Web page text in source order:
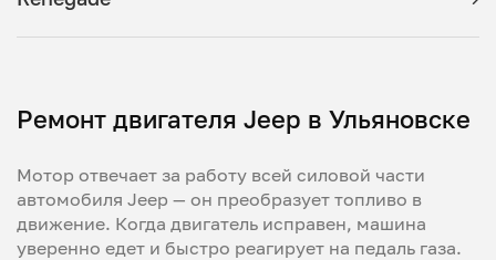
Ремонт двигателя Jeep в Ульяновске
Мотор отвечает за работу всей силовой части
автомобиля Jeep — он преобразует топливо в
движение. Когда двигатель исправен, машина
уверенно едет и быстро реагирует на педаль газа.